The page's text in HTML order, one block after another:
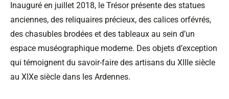
Inauguré en juillet 2018, le Trésor présente des statues
anciennes, des reliquaires précieux, des calices orfévrés,
des chasubles brodées et des tableaux au sein d’un
espace muséographique moderne. Des objets d’exception
qui témoignent du savoir-faire des artisans du XIIIe siècle
au XIXe siècle dans les Ardennes.